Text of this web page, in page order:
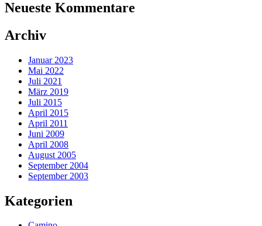
Neueste Kommentare
Archiv
Januar 2023
Mai 2022
Juli 2021
März 2019
Juli 2015
April 2015
April 2011
Juni 2009
April 2008
August 2005
September 2004
September 2003
Kategorien